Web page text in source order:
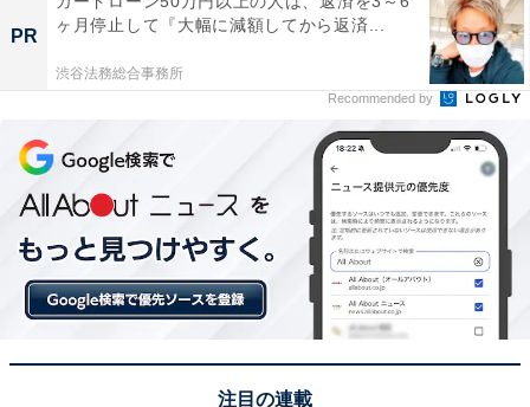
PR
ヶ月停止して『大幅に減額してから返済...
渋谷法務総合事務所
Recommended by
注目の連載